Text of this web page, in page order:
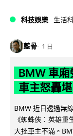
科技娛樂 生活
藍骨 1 日
BMW 車
車主怒轟
BMW 近日透過無
《蜘蛛俠：英雄
大批車主不滿。